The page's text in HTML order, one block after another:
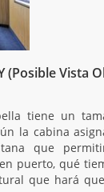
(Posible Vista
tiene un
la cabina
que
puerto, qué
que hará